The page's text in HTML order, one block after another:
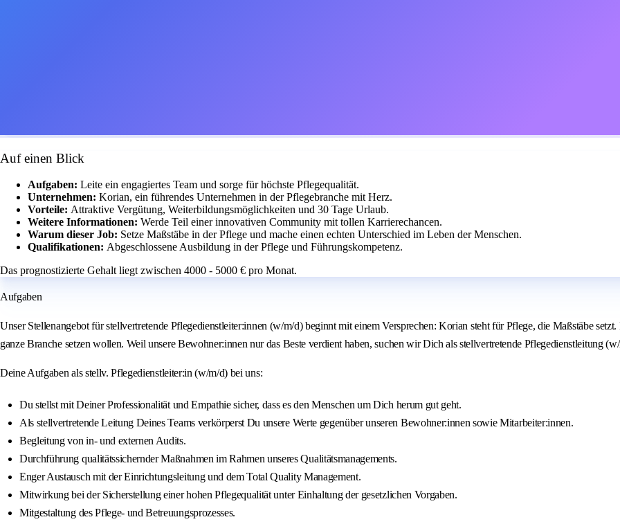
Auf einen Blick
Aufgaben: Leite ein engagiertes Team und sorge für höchste Pflegequalität.
Unternehmen: Korian, ein führendes Unternehmen in der Pflegebranche mit Herz.
Vorteile: Attraktive Vergütung, Weiterbildungsmöglichkeiten und 30 Tage Urlaub.
Weitere Informationen: Werde Teil einer innovativen Community mit tollen Karrierechancen.
Warum dieser Job: Setze Maßstäbe in der Pflege und mache einen echten Unterschied im Leben der Menschen.
Qualifikationen: Abgeschlossene Ausbildung in der Pflege und Führungskompetenz.
Das prognostizierte Gehalt liegt zwischen 4000 - 5000 € pro Monat.
Aufgaben
Unser Stellenangebot für stellvertretende Pflegedienstleiter:innen (w/m/d) beginnt mit einem Versprechen: Korian steht für Pflege, die Maßstäbe
ganze Branche setzen wollen. Weil unsere Bewohner:innen nur das Beste verdient haben, suchen wir Dich als stellvertretende Pflegedienstleitung
Deine Aufgaben als stellv. Pflegedienstleiter:in (w/m/d) bei uns:
Du stellst mit Deiner Professionalität und Empathie sicher, dass es den Menschen um Dich herum gut geht.
Als stellvertretende Leitung Deines Teams verkörperst Du unsere Werte gegenüber unseren Bewohner:innen sowie Mitarbeiter:innen.
Begleitung von in- und externen Audits.
Durchführung qualitätssichernder Maßnahmen im Rahmen unseres Qualitätsmanagements.
Enger Austausch mit der Einrichtungsleitung und dem Total Quality Management.
Mitwirkung bei der Sicherstellung einer hohen Pflegequalität unter Einhaltung der gesetzlichen Vorgaben.
Mitgestaltung des Pflege- und Betreuungsprozesses.